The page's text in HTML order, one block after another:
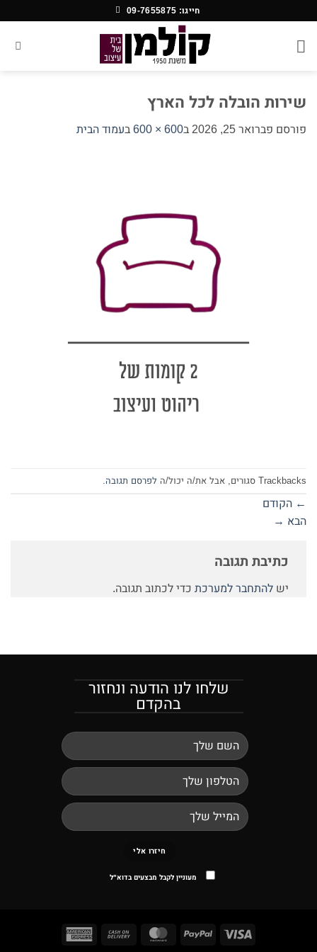
content
חייגו: 09-7655875
שירות הובלה לכל הארץ
פורסם פברואר 25, 2026 ב600 × 600 בעמוד הבית
Trackbacks סגורים, אבל את/ה יכול/ה לפרסם תגובה
← הקודם
הבא →
כתיבת תגובה
יש להתחבר למערכת כדי לכתוב תגובה.
שלחו לנו הודעה ונחזור
בהקדם
מעוניין לקבל מבצעים בדוא"ל
Visa
PayPal
MasterCard
Cash